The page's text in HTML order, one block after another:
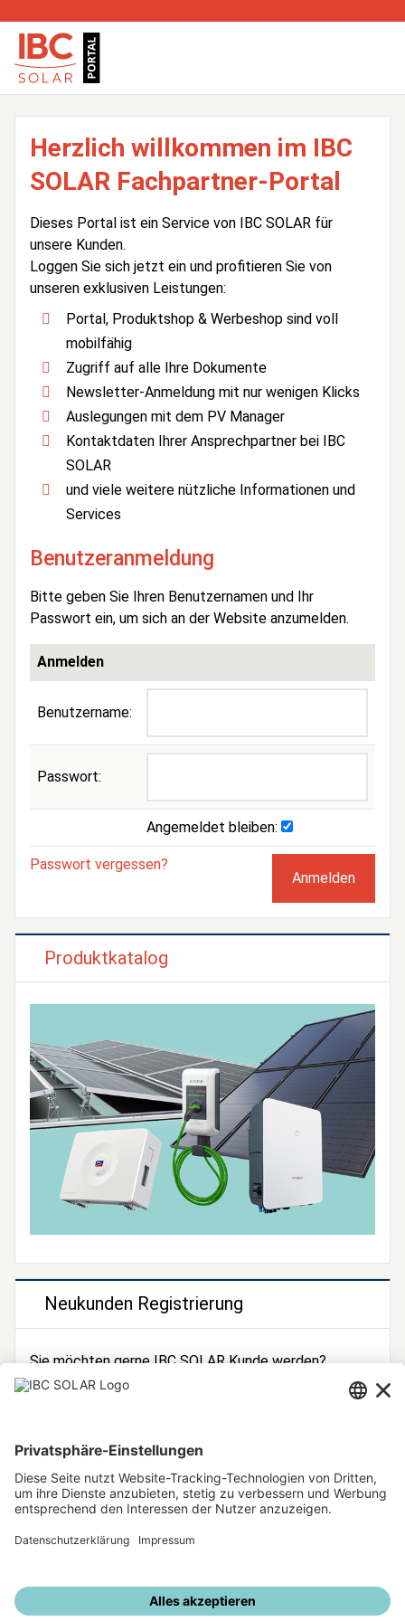
Herzlich willkommen im IBC
SOLAR Fachpartner-Portal
Dieses Portal ist ein Service von IBC SOLAR für
unsere Kunden.
Loggen Sie sich jetzt ein und profitieren Sie von
unseren exklusiven Leistungen:
Portal, Produktshop & Werbeshop sind voll
mobilfähig
Zugriff auf alle Ihre Dokumente
Newsletter-Anmeldung mit nur wenigen Klicks
Auslegungen mit dem PV Manager
Kontaktdaten Ihrer Ansprechpartner bei IBC
SOLAR
und viele weitere nützliche Informationen und
Services
Benutzeranmeldung
Bitte geben Sie Ihren Benutzernamen und Ihr
Passwort ein, um sich an der Website anzumelden.
Anmelden
Benutzername:
Passwort:
Angemeldet bleiben:
Passwort vergessen?
Produktkatalog
Neukunden Registrierung
Sie möchten gerne IBC SOLAR Kunde werden?
Dann registrieren Sie sich jetzt!
Unsere weiteren Angebote
IBC SOLAR Webseite